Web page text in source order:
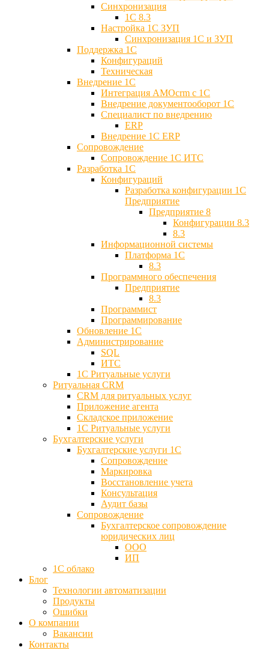
Синхронизация
1С 8.3
Настройка 1С ЗУП
Синхронизация 1С и ЗУП
Поддержка 1С
Конфигураций
Техническая
Внедрение 1С
Интеграция AMOcrm с 1C
Внедрение документооборот 1С
Специалист по внедрению
ERP
Внедрение 1С ERP
Cопровождение
Cопровождение 1С ИТС
Разработка 1C
Конфигураций
Разработка конфигурации 1С
Предприятие
Предприятие 8
Конфигурации 8.3
8.3
Информационной системы
Платформа 1С
8.3
Программного обеспечения
Предприятие
8.3
Программист
Программирование
Обновление 1С
Администрирование
SQL
ИТС
1С Ритуальные услуги
Ритуальная CRM
CRM для ритуальных услуг
Приложение агента
Складское приложение
1С Ритуальные услуги
Бухгалтерские услуги
Бухгалтерские услуги 1С
Сопровождение
Маркировка
Восстановление учета
Консультация
Аудит базы
Cопровождение
Бухгалтерское сопровождение
юридических лиц
ООО
ИП
1С облако
Блог
Технологии автоматизации
Продукты
Ошибки
О компании
Вакансии
Контакты